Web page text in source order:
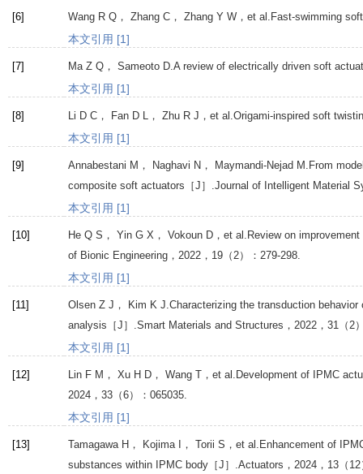
[6] Wang R Q ， Zhang C ， Zhang Y W ，et al.Fast-swimming
本文引用 [1]
[7] Ma Z Q ， Sameoto D .A review of electrically driven soft
本文引用 [1]
[8] Li D C ， Fan D L ， Zhu R J ，et al.Origami-inspired soft
本文引用 [1]
[9] Annabestani M ， Naghavi N ， Maymandi-Nejad M .From
composite soft actuators［J］. Journal of Intelligent Material
本文引用 [1]
[10] He Q S ， Yin G X ， Vokoun D ，et al.Review on
of Bionic Engineering ， 2022 ， 19 （2）：279-298.
本文引用 [1]
[11] Olsen Z J ， Kim K J .Characterizing the transduction
analysis［J］. Smart Materials and Structures ， 2022 ， 31 （2
本文引用 [1]
[12] Lin F M ， Xu H D ， Wang T ，et al.Development of IPMC
2024 ， 33 （6）：065035.
本文引用 [1]
[13] Tamagawa H ， Kojima ， Torii S ，et al.Enhancement of
substances within IPMC body［J］. Actuators ， 2024 ， 13 （